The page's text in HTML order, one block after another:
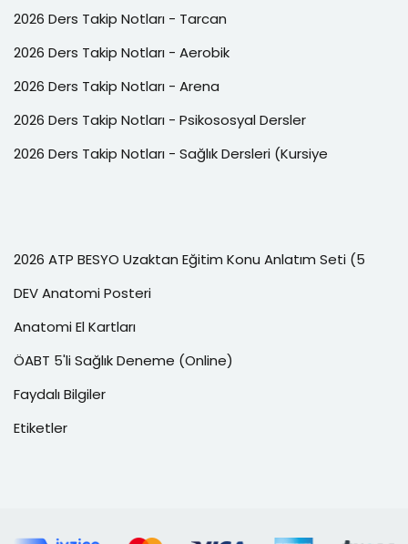
2026 Ders Takip Notları - Tarcan
2026 Ders Takip Notları - Aerobik
2026 Ders Takip Notları - Arena
2026 Ders Takip Notları - Psikososyal Dersler
2026 Ders Takip Notları - Sağlık Dersleri (Kursiye
2026 ATP BESYO Uzaktan Eğitim Konu Anlatım Seti (5
DEV Anatomi Posteri
Anatomi El Kartları
ÖABT 5'li Sağlık Deneme (Online)
Faydalı Bilgiler
Etiketler